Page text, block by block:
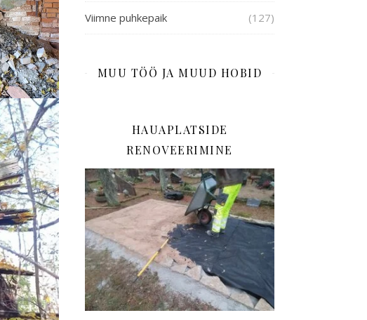
Viimne puhkepaik (127)
MUU TÖÖ JA MUUD HOBID
HAUAPLATSIDE
RENOVEERIMINE